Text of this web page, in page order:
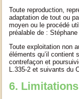
Toute reproduction,
adaptation de tout ou
moyen ou le procédé
préalable de :
Toute exploitation non
éléments qu’il contient
contrefaçon et
L.335-2 et suivants du
6.